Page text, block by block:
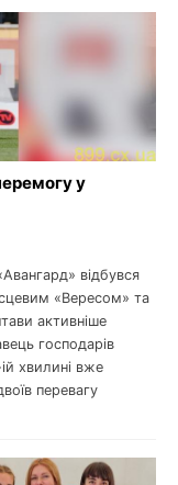
у
відбувся
«Вересом» та
активніше
господарів
хвилині вже
перевагу